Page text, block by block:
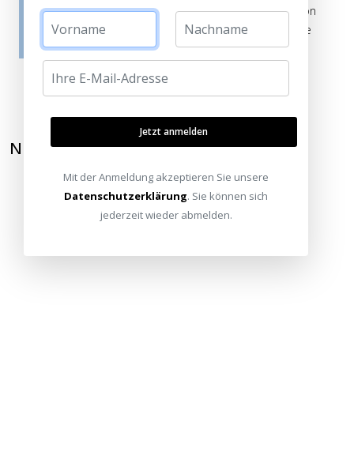
auf ihre Echtheit überprüft. Sie können daher auch von
Verbrauchern stammen, die die bewerteten Produkte
tatsächlich gar nicht erworben/genutzt haben.
NEWSLETTER ABONNIEREN
Jetzt anmelden
Mit der Anmeldung akzeptieren Sie unsere
Datenschutzerklärung. Sie können sich
jederzeit wieder abmelden.